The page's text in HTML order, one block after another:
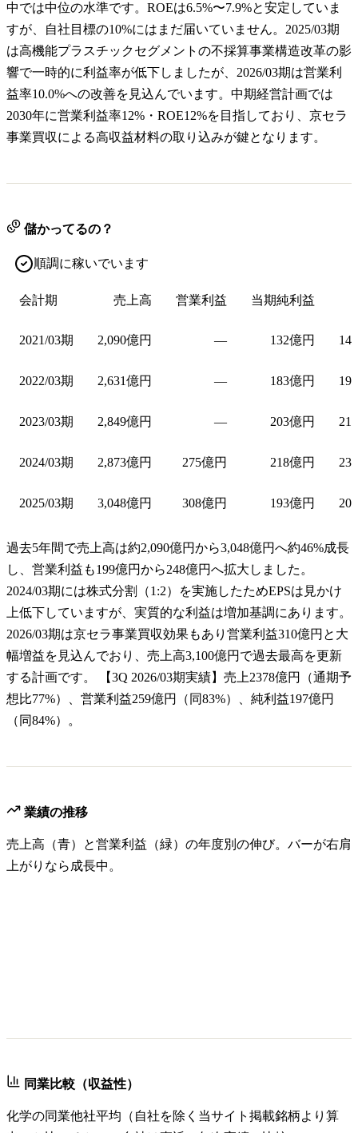
中では中位の水準です。ROEは6.5%〜7.9%と安定していま
すが、自社目標の10%にはまだ届いていません。2025/03期
は高機能プラスチックセグメントの不採算事業構造改革の影
響で一時的に利益率が低下しましたが、2026/03期は営業利
益率10.0%への改善を見込んでいます。中期経営計画では
2030年に営業利益率12%・ROE12%を目指しており、京セラ
事業買収による高収益材料の取り込みが鍵となります。
儲かってるの？
順調に稼いでいます
会計期 売上高 営業利益 当期純利益
2021/03期 2,090億円 — 132億円
2022/03期 2,631億円 — 183億円
2023/03期 2,849億円 — 203億円
2024/03期 2,873億円 275億円 218億円
2025/03期 3,048億円 308億円 193億円
過去5年間で売上高は約2,090億円から3,048億円へ約46%成長
し、営業利益も199億円から248億円へ拡大しました。
2024/03期には株式分割（1:2）を実施したためEPSは見かけ
上低下していますが、実質的な利益は増加基調にあります。
2026/03期は京セラ事業買収効果もあり営業利益310億円と大
幅増益を見込んでおり、売上高3,100億円で過去最高を更新
する計画です。 【3Q 2026/03期実績】売上2378億円（通期予
想比77%）、営業利益259億円（同83%）、純利益197億円
（同84%）。
業績の推移
売上高（青）と営業利益（緑）の年度別の伸び。バーが右肩
上がりなら成長中。
同業比較（収益性）
化学の同業他社平均（自社を除く当サイト掲載銘柄より算